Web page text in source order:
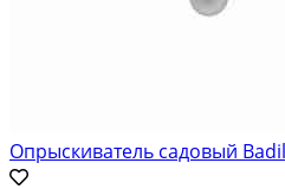
Опрыскиватель садовый